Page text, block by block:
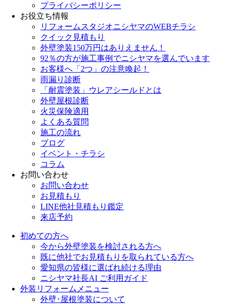
プライバシーポリシー
お役立ち情報
リフォームスタジオニシヤマのWEBチラシ
クイック見積もり
外壁塗装150万円はありえません！
92％の方が施工事例でニシヤマを選んでいます
お客様へ「2つ」の注意喚起！
雨漏り診断
「耐震塗装」ウレアシールドとは
外壁屋根診断
火災保険適用
よくある質問
施工の流れ
ブログ
イベント・チラシ
コラム
お問い合わせ
お問い合わせ
お見積もり
LINE他社見積もり鑑定
来店予約
初めての方へ
今から外壁塗装を検討される方へ
既に他社でお見積もりを取られている方へ
愛知県の皆様に選ばれ続ける理由
ニシヤマ社長AI ご利用ガイド
外装リフォームメニュー
外壁･屋根塗装について